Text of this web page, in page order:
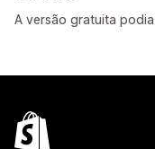
A versão gratuita